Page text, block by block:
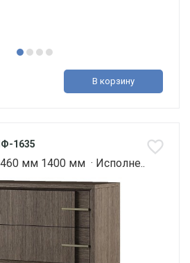
В корзину
1635
мм 1400 мм · Исполне..